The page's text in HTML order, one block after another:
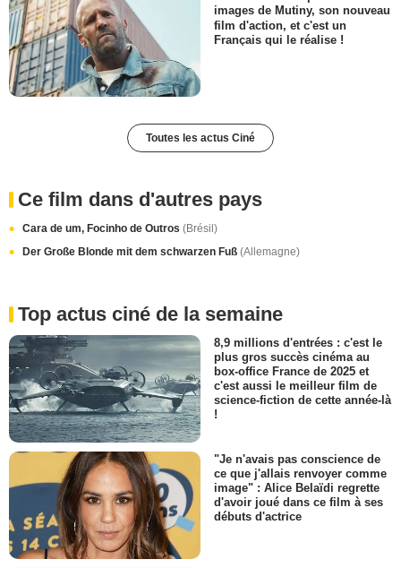
images de Mutiny, son nouveau
film d'action, et c'est un
Français qui le réalise !
Toutes les actus Ciné
Ce film dans d'autres pays
Cara de um, Focinho de Outros (Brésil)
Der Große Blonde mit dem schwarzen Fuß (Allemagne)
Top actus ciné de la semaine
8,9 millions d'entrées : c'est le
plus gros succès cinéma au
box-office France de 2025 et
c'est aussi le meilleur film de
science-fiction de cette année-là
!
"Je n'avais pas conscience de
ce que j'allais renvoyer comme
image" : Alice Belaïdi regrette
d'avoir joué dans ce film à ses
débuts d'actrice